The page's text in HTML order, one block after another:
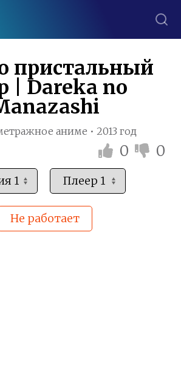
пристальный
| Dareka no
аниме • 2013 год
0 0
Не работает